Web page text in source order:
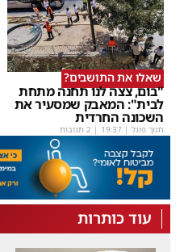
שאלו את התושבים?
"בום, צצה לנו תחנה מתחת
לבית": המאבק שמסעיר את
השכונה החרדית
חנוך פוגל |
19:37 | 2 תגובות
עוד כותרות